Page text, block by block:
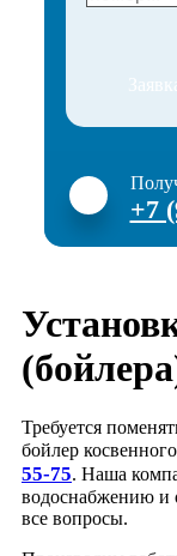
+7
Требуется
бойлер
55-75. Наша
водоснабжению и
все вопросы.